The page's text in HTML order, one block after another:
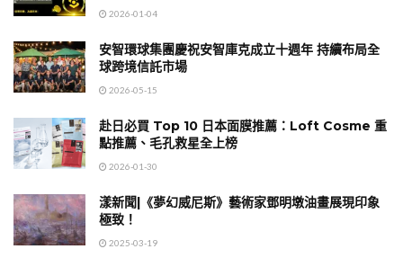
2026-01-04
安智環球集團慶祝安智庫克成立十週年 持續布局全
球跨境信託市場
2026-05-15
赴日必買 Top 10 日本面膜推薦：Loft Cosme 重
點推薦、毛孔救星全上榜
2026-01-30
漾新聞|《夢幻威尼斯》藝術家鄧明墩油畫展現印象
極致！
2025-03-19